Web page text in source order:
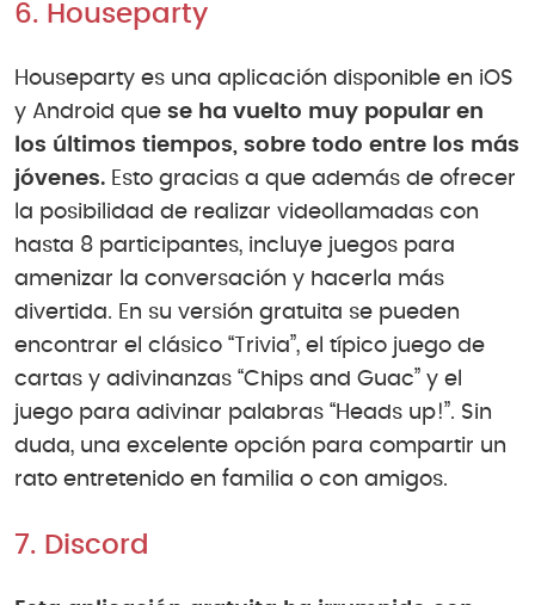
6. Houseparty
Houseparty es una aplicación disponible en iOS
y Android que se ha vuelto muy popular en
los últimos tiempos, sobre todo entre los más
jóvenes. Esto gracias a que además de ofrecer
la posibilidad de realizar videollamadas con
hasta 8 participantes, incluye juegos para
amenizar la conversación y hacerla más
divertida. En su versión gratuita se pueden
encontrar el clásico “Trivia”, el típico juego de
cartas y adivinanzas “Chips and Guac” y el
juego para adivinar palabras “Heads up!”. Sin
duda, una excelente opción para compartir un
rato entretenido en familia o con amigos.
7. Discord